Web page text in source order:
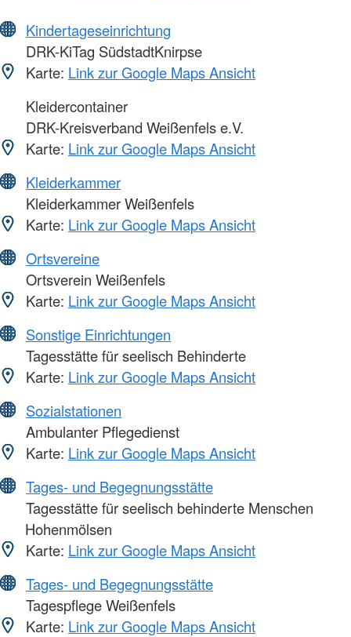
Kindertageseinrichtung
DRK-KiTag SüdstadtKnirpse
Karte: Link zur Google Maps Ansicht
Kleidercontainer
DRK-Kreisverband Weißenfels e.V.
Karte: Link zur Google Maps Ansicht
Kleiderkammer
Kleiderkammer Weißenfels
Karte: Link zur Google Maps Ansicht
Ortsvereine
Ortsverein Weißenfels
Karte: Link zur Google Maps Ansicht
Sonstige Einrichtungen
Tagesstätte für seelisch Behinderte
Karte: Link zur Google Maps Ansicht
Sozialstationen
Ambulanter Pflegedienst
Karte: Link zur Google Maps Ansicht
Tages- und Begegnungsstätte
Tagesstätte für seelisch behinderte Menschen
Hohenmölsen
Karte: Link zur Google Maps Ansicht
Tages- und Begegnungsstätte
Tagespflege Weißenfels
Karte: Link zur Google Maps Ansicht